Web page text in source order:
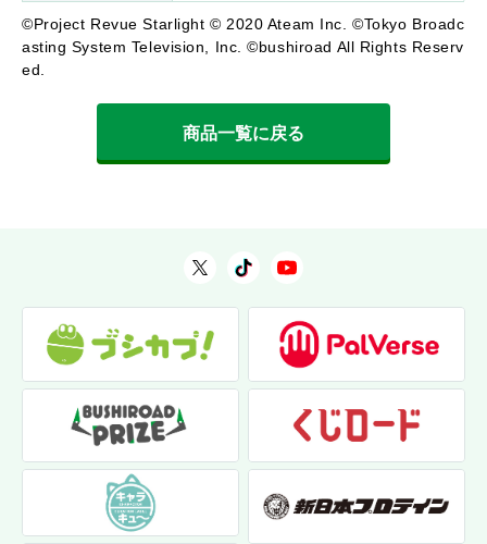
©Project Revue Starlight © 2020 Ateam Inc. ©Tokyo Broadc
asting System Television, Inc. ©bushiroad All Rights Reserv
ed.
商品一覧に戻る